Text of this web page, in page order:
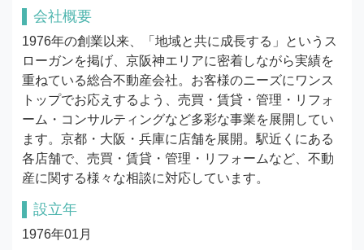
会社概要
1976年の創業以来、「地域と共に成長する」というス
ローガンを掲げ、京阪神エリアに密着しながら実績を
重ねている総合不動産会社。お客様のニーズにワンス
トップでお応えするよう、売買・賃貸・管理・リフォ
ーム・コンサルティングなど多彩な事業を展開してい
ます。京都・大阪・兵庫に店舗を展開。駅近くにある
各店舗で、売買・賃貸・管理・リフォームなど、不動
産に関する様々な相談に対応しています。
設立年
1976年01月